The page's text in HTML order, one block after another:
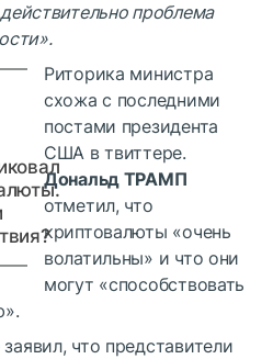
проблема
Риторика министра
схожа с последними
постами президента
США в твиттере.
Дональд ТРАМП
отметил, что
криптовалюты «очень
волатильны» и что они
могут «способствовать
что представители